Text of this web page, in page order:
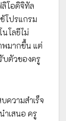
โอดิจิทัล
โปรแกรม
โลยีไม่
พมากขึ้น แต่
บตัวของครู
ความสำเร็จ
ำเสนอ ครู